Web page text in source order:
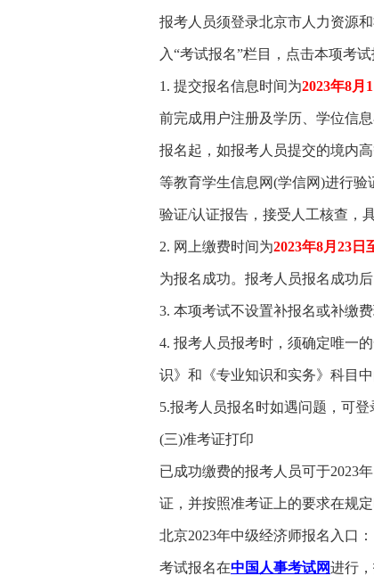
报考人员须登录北京市人力资源
入“考试报名”栏目，点击本项考
1. 提交报名信息时间为2023年8月
前完成用户注册及学历、学位信
报名起，如报考人员提交的境内
等教育学生信息网(学信网)进行
验证/认证报告，接受人工核查，
2. 网上缴费时间为2023年8月23日
为报名成功。报考人员报名成功
3. 本项考试不设置补报名或补缴
4. 报考人员报考时，须确定唯一
识》和《专业知识和实务》科目中
5.报考人员报名时如遇问题，可登
(三)准考证打印
已成功缴费的报考人员可于2023
证，并按照准考证上的要求在规
北京2023年中级经济师报名入口：
考试报名在中国人事考试网进行